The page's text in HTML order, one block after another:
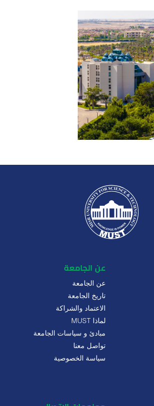
عن الجامعة
عن الجامعة
تاريخ الجامعة
الاعتماد والشراكة
لماذا MUST
مبادئ و سياسات الجامعة
تواصل معنا
سياسة الخصوصية